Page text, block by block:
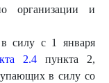
организации и
силу с 1 января
2.4пункта 2,
в силу со